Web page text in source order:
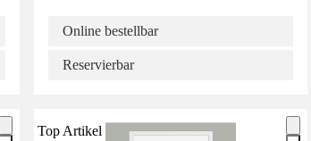
Online bestellbar
Reservierbar
Top Artikel